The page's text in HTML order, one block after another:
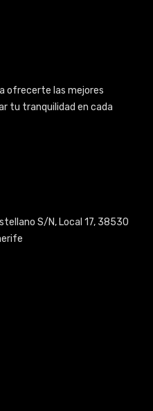
ofrecerte las mejores
tu tranquilidad en cada
S/N, Local 17, 38530